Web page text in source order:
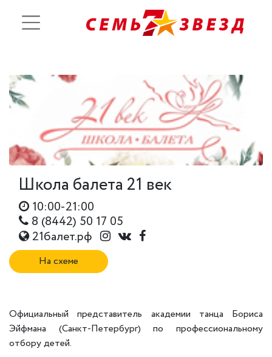
Школа балета 21 век
10:00-21:00
8 (8442) 50 17 05
21балет.рф
На схеме
Официальный представитель академии танца Бориса
Эйфмана (Санкт-Петербург) по профессиональному
отбору детей.